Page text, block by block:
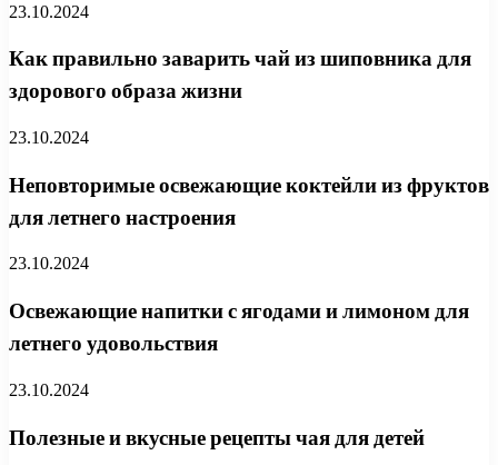
23.10.2024
Как правильно заварить чай из шиповника для
здорового образа жизни
23.10.2024
Неповторимые освежающие коктейли из фруктов
для летнего настроения
23.10.2024
Освежающие напитки с ягодами и лимоном для
летнего удовольствия
23.10.2024
Полезные и вкусные рецепты чая для детей